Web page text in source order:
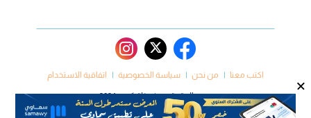
× اكتب معنا من نحن سياسة الخصوصية اتفاقية الاستخدام
جميع الحقوق محفوظة كروم 2024